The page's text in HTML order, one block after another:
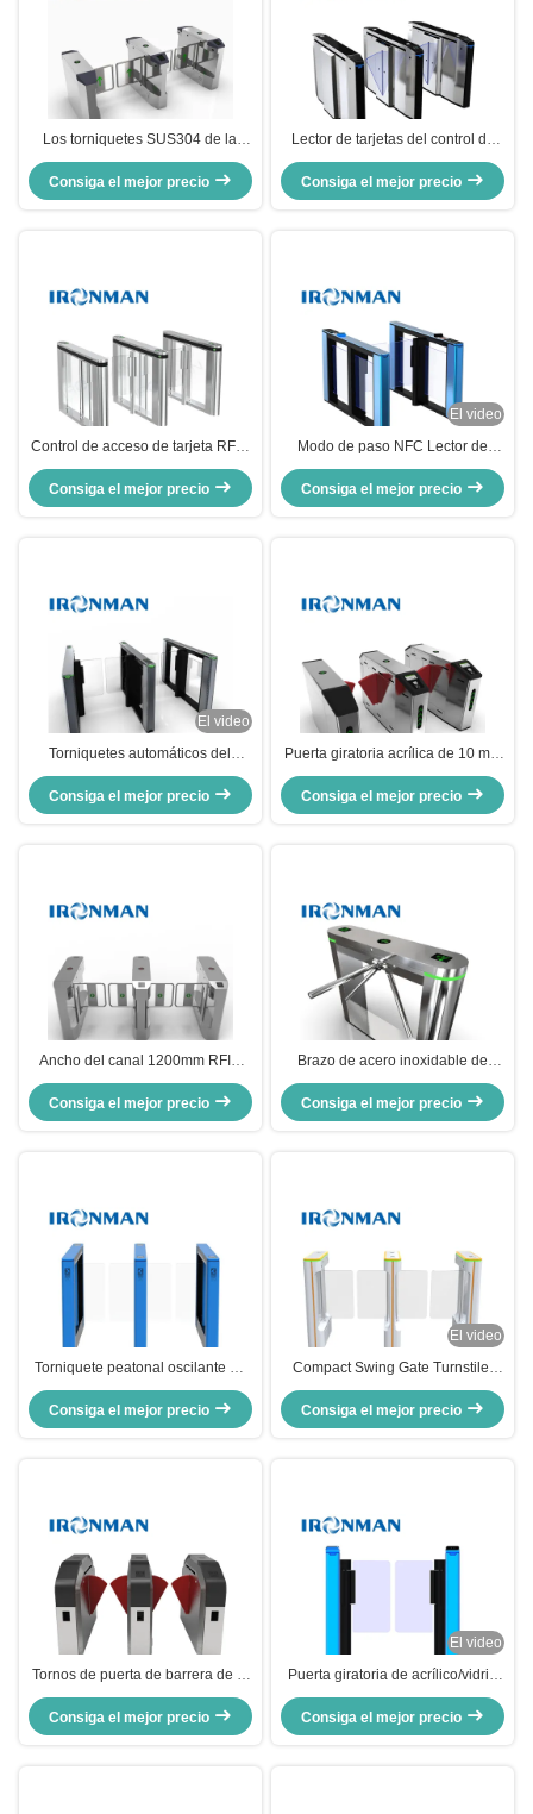
Los torniquetes SUS304 de la
estación de tren de la prueba del
polvo cardan el torniquete ISO
9001 del acceso
Consiga el mejor precio
Lector de tarjetas del control de
acceso RFID del torniquete de la
estación de tren de la altura de la
cintura Turnstile
Consiga el mejor precio
Control de acceso de tarjeta RFID
de entrada de seguridad
electrónica
Consiga el mejor precio
El video
Modo de paso NFC Lector de
código soporte de tarjeta ic/id
Diseño estrecho y estética Carril
de velocidad Turnstile Lobby
Consiga el mejor precio
El video
Torniquetes automáticos del
control de acceso, torniquete de
cristal del oscilación con la tarjeta
leída
Consiga el mejor precio
Puerta giratoria acrílica de 10 mm
para hospitales / hoteles
Consiga el mejor precio
Ancho del canal 1200mm RFID
deslizar tarjeta swing giratorio
Barrera de la puerta para el
edificio de oficinas metro
Consiga el mejor precio
Brazo de acero inoxidable de
Tripod Turnstile Gate del lector de
tarjetas automáticamente caer
abajo
Consiga el mejor precio
Torniquete peatonal oscilante de
una dirección con lector de código
QR y reconocimiento de tarjeta de
identificación para gimnasio
Consiga el mejor precio
El video
Compact Swing Gate Turnstile:
Built-in Direction Prompt, Stable
for Commercial Plaza Access
Consiga el mejor precio
Tornos de puerta de barrera de la
biblioteca
Consiga el mejor precio
El video
Puerta giratoria de acrílico/vidrio
templado con reconocimiento
facial La solución definitiva de
control de acceso
Consiga el mejor precio